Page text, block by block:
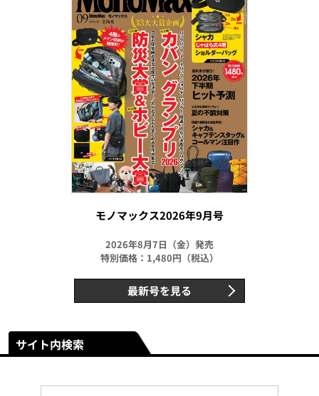
モノマックス2026年9月号
2026年8月7日（金）発売
特別価格：1,480円（税込）
最新号を見る
サイト内検索